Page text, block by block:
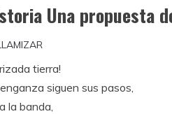
Una propuesta
tierra!
siguen sus pasos,
la banda,